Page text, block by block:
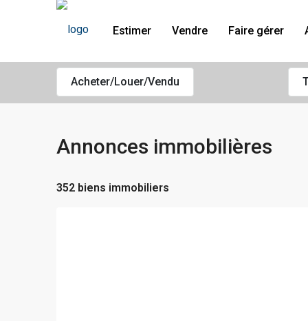
Estimer Vendre Faire gérer
Acheter/Louer/Vendu
Annonces immobilières
352 biens immobiliers